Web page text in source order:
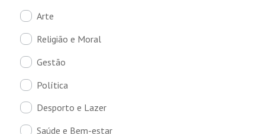
Arte
Religião e Moral
Gestão
Política
Desporto e Lazer
Saúde e Bem-estar